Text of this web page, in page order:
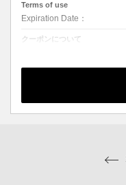
Terms of use
Expiration Date：
クーポンについて